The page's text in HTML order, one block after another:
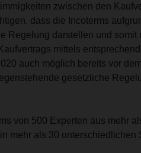
zwischen den
dass die Incoterms
Regelung darstellen und
mittels
auch möglich bereits vor
gesetzliche
von 500 Experten aus mehr
mehr als 30 unterschiedlichen